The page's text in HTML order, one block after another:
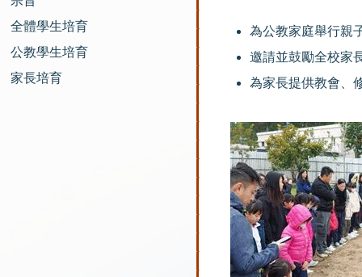
全體學生培育
公教學生培育
家長培育
為公教家庭舉行親
邀請並鼓勵全校家
為家長提供教會、